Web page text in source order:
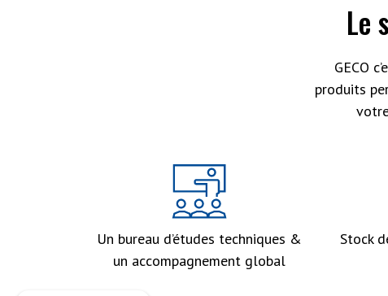
Le
GECO
produits
Un bureau d’études techniques &
un accompagnement global
Stock